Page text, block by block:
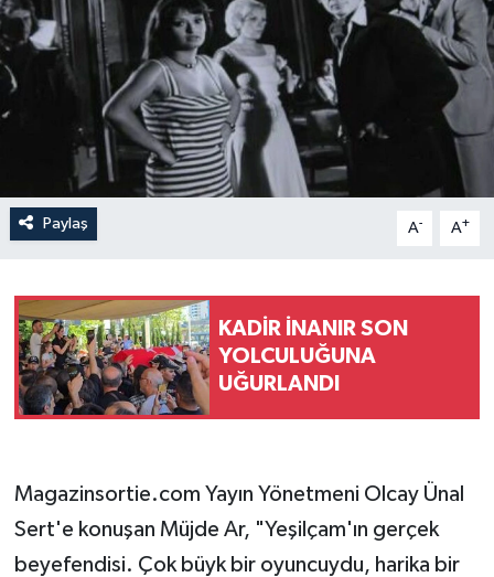
Paylaş A- A+
KADİR İNANIR SON
YOLCULUĞUNA
UĞURLANDI
Magazinsortie.com Yayın Yönetmeni Olcay Ünal
Sert'e konuşan Müjde Ar, "Yeşilçam'ın gerçek
beyefendisi. Çok büyk bir oyuncuydu, harika bir